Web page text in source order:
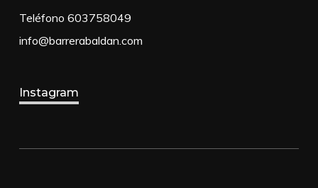
Teléfono 603758049
info@barrerabaldan.com
Instagram